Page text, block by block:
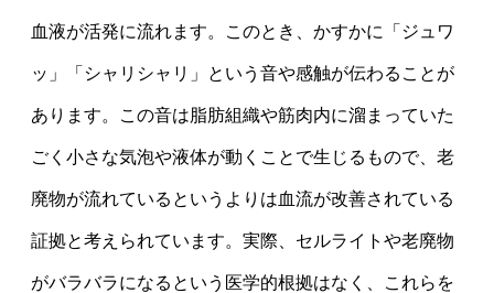
血液が活発に流れます。このとき、かすかに「ジュワ
ッ」「シャリシャリ」という音や感触が伝わることが
あります。この音は脂肪組織や筋肉内に溜まっていた
ごく小さな気泡や液体が動くことで生じるもので、老
廃物が流れているというよりは血流が改善されている
証拠と考えられています。実際、セルライトや老廃物
がバラバラになるという医学的根拠はなく、これらを